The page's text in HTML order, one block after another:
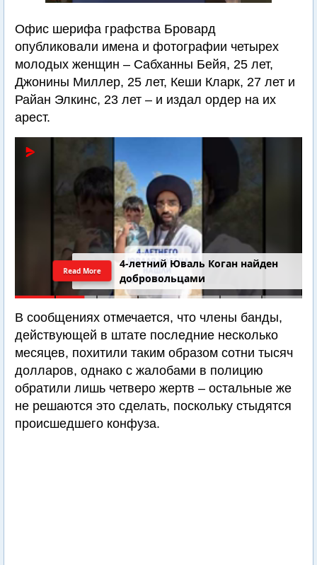
Офис шерифа графства Бровард
опубликовали имена и фотографии четырех
молодых женщин – Сабханны Бейя, 25 лет,
Джонины Миллер, 25 лет, Кеши Кларк, 27 лет и
Райан Элкинс, 23 лет – и издал ордер на их
арест.
4-летний Юваль Коган найден
добровольцами
Read More
В сообщениях отмечается, что члены банды,
действующей в штате последние несколько
месяцев, похитили таким образом сотни тысяч
долларов, однако с жалобами в полицию
обратили лишь четверо жертв – остальные же
не решаются это сделать, поскольку стыдятся
происшедшего конфуза.